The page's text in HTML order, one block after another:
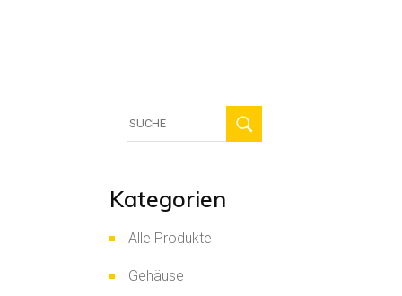
Kategorien
Alle Produkte
Gehäuse